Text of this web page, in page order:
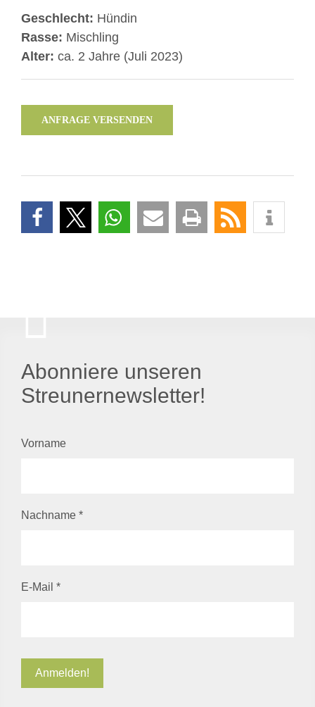
Geschlecht: Hündin
Rasse: Mischling
Alter: ca. 2 Jahre (Juli 2023)
ANFRAGE VERSENDEN
Abonniere unseren
Streunernewsletter!
Vorname
Nachname *
E-Mail *